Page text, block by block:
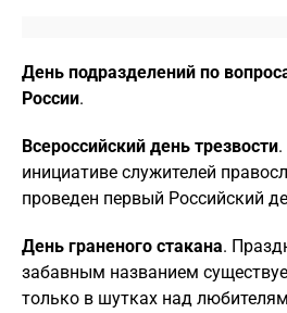
День подразделений по
России.
Всероссийский день трезвости
инициативе служителей
проведен первый Российский
День граненого стакана.
забавным названием
только в шутках над